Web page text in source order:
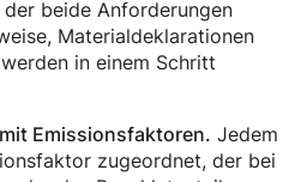
beide Anforderungen
Materialdeklarationen
in einem Schritt
Emissionsfaktoren. Jedem
zugeordnet, der bei